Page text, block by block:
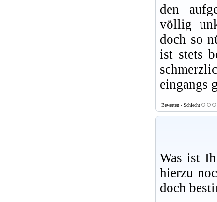
den
völlig
doch so
ist stets
eingangs
Bewerten - Schlecht
Was ist
hierzu
doch